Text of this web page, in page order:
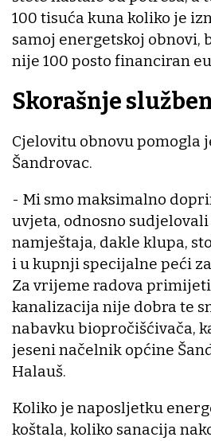
100 tisuća kuna koliko je
samoj energetskoj obnovi,
nije 100 posto financiran
Skorašnje
Cjelovitu obnovu pomogla
Šandrovac.
- Mi smo maksimalno
uvjeta, odnosno
namještaja, dakle klupa,
i u kupnji specijalne peći
Za vrijeme radova
kanalizacija nije dobra te
nabavku biopročišćivača,
jeseni načelnik općine
Halauš.
Koliko je naposljetku
koštala, koliko sanacija